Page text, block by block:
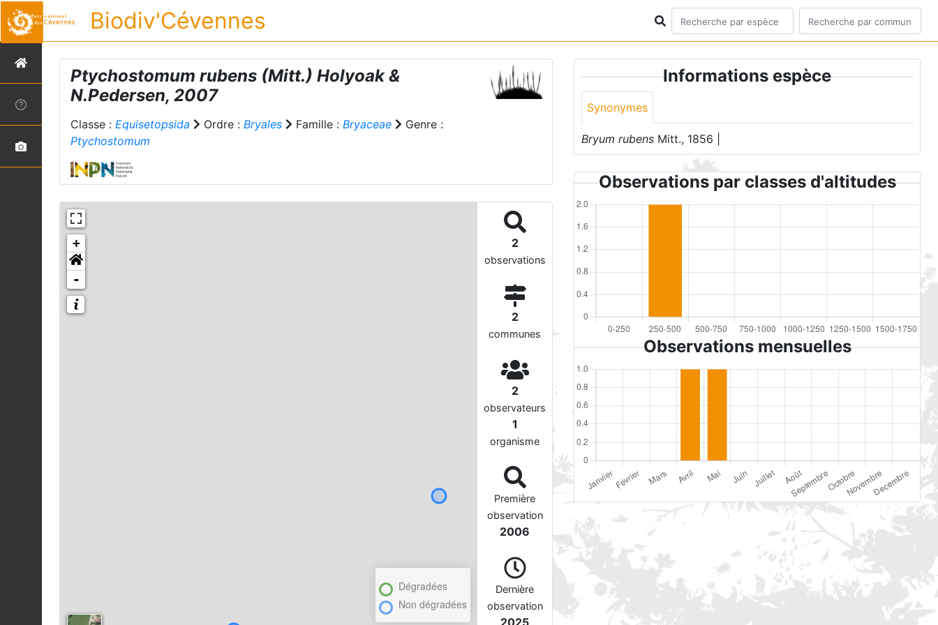
Biodiv'Cévennes
Ptychostomum rubens (Mitt.) Holyoak &
N.Pedersen, 2007
Classe : Equisetopsida Ordre : Bryales Famille : Bryaceae
Genre :
Ptychostomum
+
-
Dégradées
Non dégradées
2
observations
2
communes
2
observateurs
1
organisme
Première
observation
2006
Dernière
observation
2025
Informations espèce
Synonymes
Bryum rubens Mitt., 1856 |
Observations par classes d'altitudes
Observations mensuelles